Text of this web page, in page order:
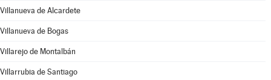
Villanueva de Alcardete
Villanueva de Bogas
Villarejo de Montalbán
Villarrubia de Santiago